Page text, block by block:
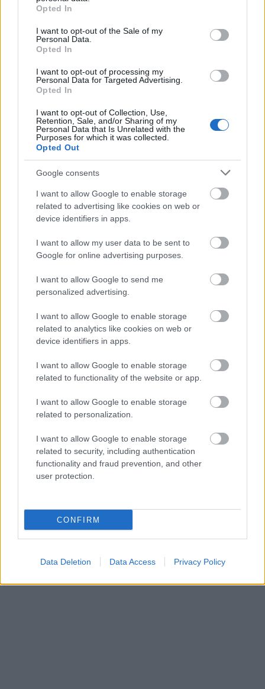
grant or deny consent to Google and its third-party tags to
use your data for below specified purposes in below Google
consent section.
Opted In
I want to opt-out of the Sale of my
Personal Data.
Opted In
I want to opt-out of processing my
Personal Data for Targeted Advertising.
Opted In
I want to opt-out of Collection, Use,
Retention, Sale, and/or Sharing of my
Personal Data that Is Unrelated with the
Purposes for which it was collected.
Opted Out
Google consents
I want to allow Google to enable storage
related to advertising like cookies on web or
device identifiers in apps.
I want to allow my user data to be sent to
Google for online advertising purposes.
I want to allow Google to send me
personalized advertising.
I want to allow Google to enable storage
related to analytics like cookies on web or
device identifiers in apps.
I want to allow Google to enable storage
related to functionality of the website or app.
I want to allow Google to enable storage
related to personalization.
I want to allow Google to enable storage
related to security, including authentication
functionality and fraud prevention, and other
user protection.
CONFIRM
Data Deletion Data Access Privacy Policy
ΕΚΑΝΑΝ ΤΗ ΔΙΑΦΟΡΑ:
4/5β., 5ασ.) ήταν εκείνοι που ξεχώρισαν
περισσότερο, με τον Ταβάρες (11π., 7ρ.) να
κυριαρχεί στις ρακέτες.
ΑΦΑΝΗΣ ΗΡΩΑΣ: Ο Γκουστάβο Αγιόν μπορεί να
βρήκε σε κάποια διάστημα του αγώνα τον μπελά
του από τον Παπαγιάννη, αλλά έκανε μεγάλη
πόντους (4/6δίπ.), 9 ριμπάουντ, 5 ασίστ, 2
κλεψίματα και 2 τάπες!
ΠΕΡΑΣΑΝ ΚΑΙ ΔΕΝ ΑΚΟΥΜΠΗΣΑΝ:
Γκιστ, Λάσμε
έχοντας αρνητικό πρόσημο (-5 και -3 αντίστοιχα)
στο PIR!